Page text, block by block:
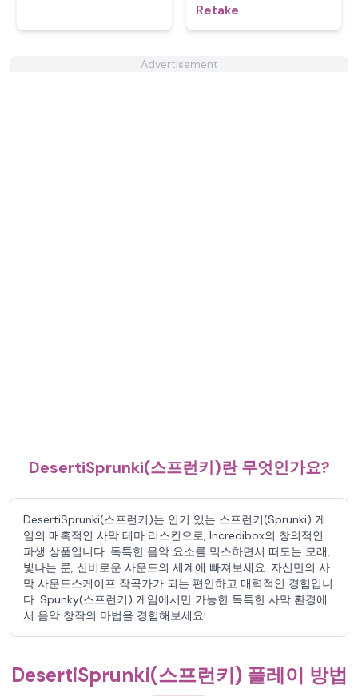
Retake
Advertisement
DesertiSprunki(스프런키)란 무엇인가요?
DesertiSprunki(스프런키)는 인기 있는 스프런키(Sprunki) 게
임의 매혹적인 사막 테마 리스킨으로, Incredibox의 창의적인
파생 상품입니다. 독특한 음악 요소를 믹스하면서 떠도는 모래,
빛나는 룬, 신비로운 사운드의 세계에 빠져보세요. 자신만의 사
막 사운드스케이프 작곡가가 되는 편안하고 매력적인 경험입니
다. Spunky(스프런키) 게임에서만 가능한 독특한 사막 환경에
서 음악 창작의 마법을 경험해보세요!
DesertiSprunki(스프런키) 플레이 방법